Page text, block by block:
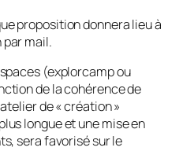
proposition donnera lieu à
mail.
(explorcamp ou
de la cohérence de
de «création»
longue et une mise en
sera favorisé sur le